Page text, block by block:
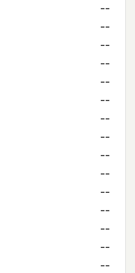
--
--
--
--
--
--
--
--
--
--
--
--
--
--
--